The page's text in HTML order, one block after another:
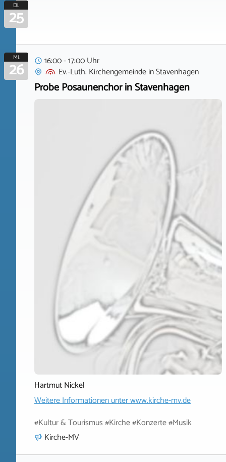
Di.
25
Mi.
26
16:00 - 17:00 Uhr
Ev.-Luth. KirchengemeindeinStavenhagen
Probe Posaunenchor in Stavenhagen
Hartmut Nickel
Weitere Informationen unterwww.kirche-mv.de
#Kultur & Tourismus #Kirche #Konzerte #Musik
Kirche-MV